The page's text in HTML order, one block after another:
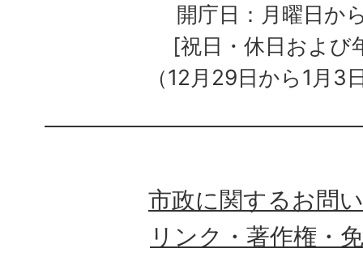
開庁日：月曜日か
[祝日・休日および
（12月29日から1月3
市政に関するお問
リンク・著作権・